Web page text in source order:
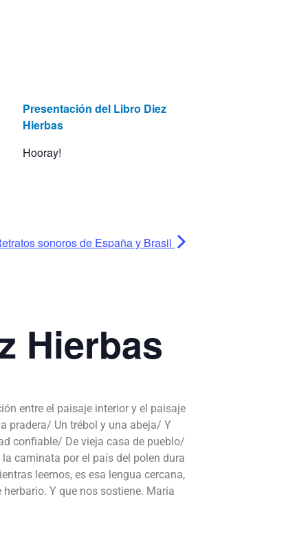
Presentación del Libro Diez
Hierbas
Hooray!
sonoros de España y Brasil
Hierbas
entre el paisaje interior y el paisaje
pradera/ Un trébol y una abeja/ Y
confiable/ De vieja casa de pueblo/
caminata por el país del polen dura
leemos, es esa lengua cercana,
Y que nos sostiene. María